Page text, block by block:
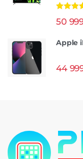
из 5
50
Apple
44